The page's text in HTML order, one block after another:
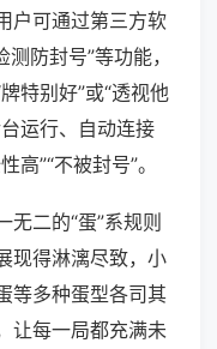
户可通过第三方软
防封号”等功能，
特别好”或“透视他
运行、自动连接
”“不被封号”。
二的“蛋”系规则
现得淋漓尽致，小
等多种蛋型各司其
让每一局都充满未